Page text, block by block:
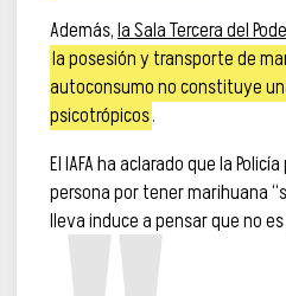
Además,la Sala Tercera del
la posesión y transporte de
autoconsumo no constituye
psicotrópicos.
El IAFA ha aclarado que la
persona por tener marihuana
lleva induce a pensar que no